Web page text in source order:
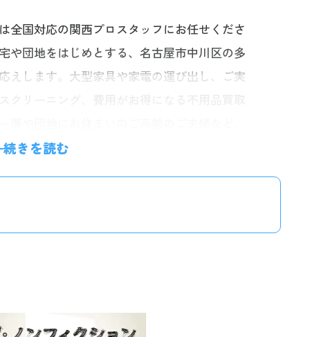
全国対応の関西プロスタッフにお任せくださ
や団地をはじめとする、名古屋市中川区の多
えします。大型家具や家電の運び出し、ご実
ております。お家を傷つけないよう丁寧に
続きを読む